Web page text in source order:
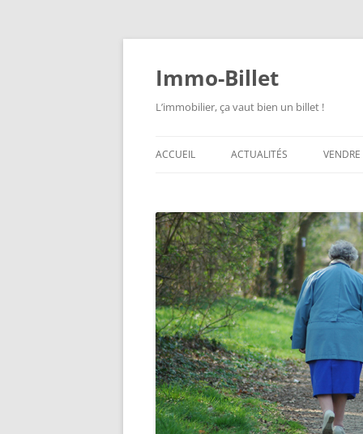
Aller
Immo-Billet
L’immobilier, ça vaut bien un billet !
ACCUEIL ACTUALITÉS VENDRE